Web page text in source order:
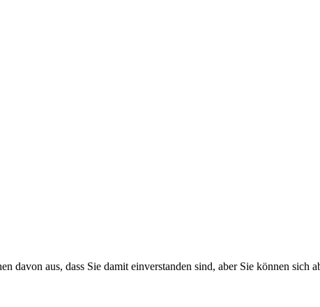
davon aus, dass Sie damit einverstanden sind, aber Sie können sich